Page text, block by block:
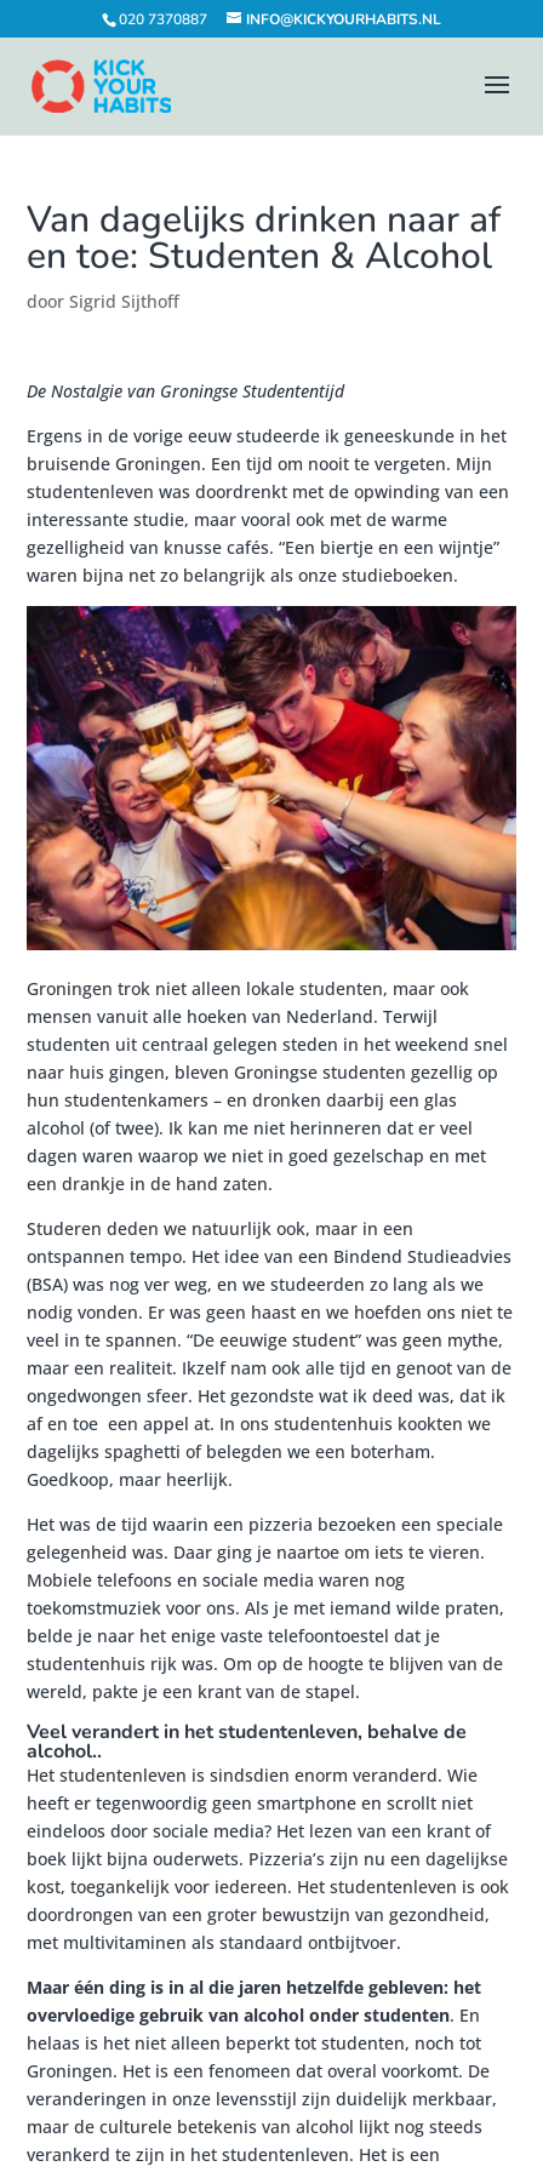
020 7370887 INFO@KICKYOURHABITS.NL
Van dagelijks drinken naar af
en toe: Studenten & Alcohol
doorSigrid Sijthoff
De Nostalgie van Groningse Studententijd
Ergens in de vorige eeuw studeerde ik geneeskunde in het
bruisende Groningen. Een tijd om nooit te vergeten. Mijn
studentenleven was doordrenkt met de opwinding van een
interessante studie, maar vooral ook met de warme
gezelligheid van knusse cafés. “Een biertje en een wijntje”
waren bijna net zo belangrijk als onze studieboeken.
Groningen trok niet alleen lokale studenten, maar ook
mensen vanuit alle hoeken van Nederland. Terwijl
studenten uit centraal gelegen steden in het weekend snel
naar huis gingen, bleven Groningse studenten gezellig op
hun studentenkamers – en dronken daarbij een glas
alcohol (of twee). Ik kan me niet herinneren dat er veel
dagen waren waarop we niet in goed gezelschap en met
een drankje in de hand zaten.
Studeren deden we natuurlijk ook, maar in een
ontspannen tempo. Het idee van een Bindend Studieadvies
(BSA) was nog ver weg, en we studeerden zo lang als we
nodig vonden. Er was geen haast en we hoefden ons niet te
veel in te spannen. “De eeuwige student” was geen mythe,
maar een realiteit. Ikzelf nam ook alle tijd en genoot van de
ongedwongen sfeer. Het gezondste wat ik deed was, dat ik
af en toe een appel at. In ons studentenhuis kookten we
dagelijks spaghetti of belegden we een boterham.
Goedkoop, maar heerlijk.
Het was de tijd waarin een pizzeria bezoeken een speciale
gelegenheid was. Daar ging je naartoe om iets te vieren.
Mobiele telefoons en sociale media waren nog
toekomstmuziek voor ons. Als je met iemand wilde praten,
belde je naar het enige vaste telefoontoestel dat je
studentenhuis rijk was. Om op de hoogte te blijven van de
wereld, pakte je een krant van de stapel.
Veel verandert in het studentenleven, behalve de
alcohol..
Het studentenleven is sindsdien enorm veranderd. Wie
heeft er tegenwoordig geen smartphone en scrollt niet
eindeloos door sociale media? Het lezen van een krant of
boek lijkt bijna ouderwets. Pizzeria’s zijn nu een dagelijkse
kost, toegankelijk voor iedereen. Het studentenleven is ook
doordrongen van een groter bewustzijn van gezondheid,
met multivitaminen als standaard ontbijtvoer.
Maar één ding is in al die jaren hetzelfde gebleven: het
overvloedige gebruik van alcohol onder studenten. En
helaas is het niet alleen beperkt tot studenten, noch tot
Groningen. Het is een fenomeen dat overal voorkomt. De
veranderingen in onze levensstijl zijn duidelijk merkbaar,
maar de culturele betekenis van alcohol lijkt nog steeds
verankerd te zijn in het studentenleven. Het is een